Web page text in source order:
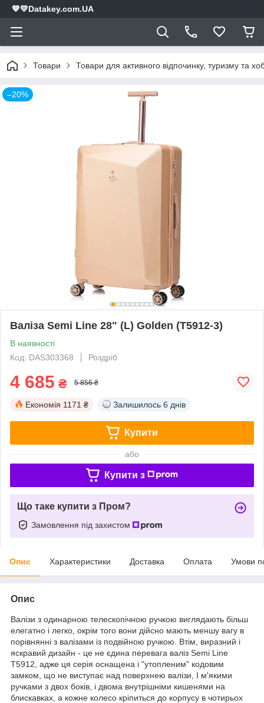
💙💛Datakey.com.UA
Товари Товари для активного відпочинку, туризму та
–20%
Валіза Semi Line 28" (L) Golden (T5912-3)
В наявності
Код: DAS303368
Роздріб
4 685 ₴ 5 856 ₴
Економія 1171 ₴ Залишилось 6 днів
Купити
або
Купити з
Що таке купити з Пром?
Замовлення під захистом
Опис Характеристики Доставка Оплата Умови
Опис
Валізи з одинарною телескопічною ручкою виглядають більш
елегатно і легко, окрім того вони дійсно мають меншу вагу в
порівнянні з валізами із подвійною ручкою. Втім, виразний і
яскравий дизайн - це не єдина перевага валіз Semi Line
T5912, адже ця серія оснащена і "утопленим" кодовим
замком, що не виступає над поверхнею валізи, І м'якими
ручками з двох боків, і двома внутрішніми кишенями на
блискавках, а кожне колесо кріпиться до корпусу в чотирьох